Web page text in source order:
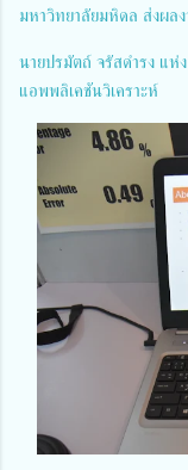
มหาวิทยาลัยมหิดล ส่งผลง
นายปรมัตถ์ จรัสดำรง แห่
แอพพลิเคชันวิเคราะห์